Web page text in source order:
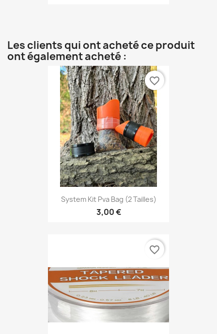
Les clients qui ont acheté ce produit
ont également acheté :
System Kit Pva Bag (2 Tailles)
3,00 €
favorite_border
favorite_border